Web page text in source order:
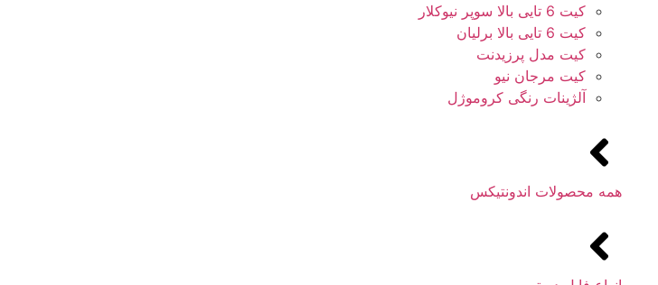
کیت 6 تایی بالا سوپر نیوکلار
کیت 6 تایی بالا برلیان
کیت مدل پرزیدنت
کیت مرجان نیو
آلژینات رنگی کروموژل
همه محصولات اندونتیکس